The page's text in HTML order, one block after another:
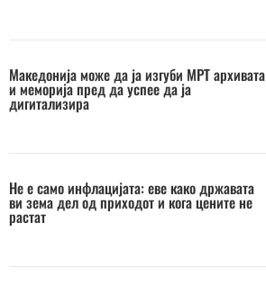
Македонија може да ја изгуби МРТ архивата
и меморија пред да успее да ја
дигитализира
Не е само инфлацијата: еве како државата
ви зема дел од приходот и кога цените не
растат